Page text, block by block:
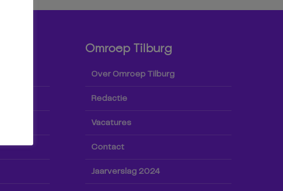
Omroep Tilburg
Over Omroep Tilburg
Redactie
Vacatures
Contact
Jaarverslag 2024